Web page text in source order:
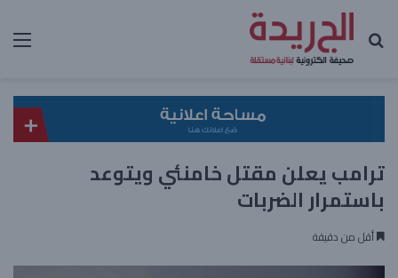
بحث عن
ترامب يعلن مقتل خامنئي ويتوعد
باستمرار الضربات
أقل من دقيقة